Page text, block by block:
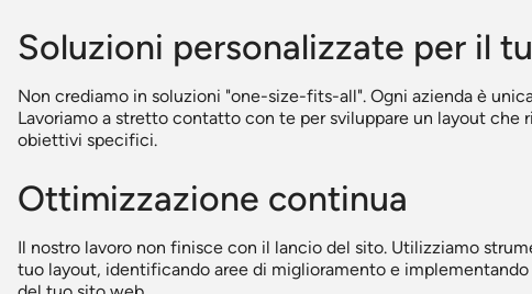
Soluzioni personalizzate per il
Non crediamo in soluzioni "one-size-fits-all". Ogni azienda è
Lavoriamo a stretto contatto con te per sviluppare un layout
obiettivi specifici.
Ottimizzazione continua
Il nostro lavoro non finisce con il lancio del sito. Utilizziamo
tuo layout, identificando aree di miglioramento e